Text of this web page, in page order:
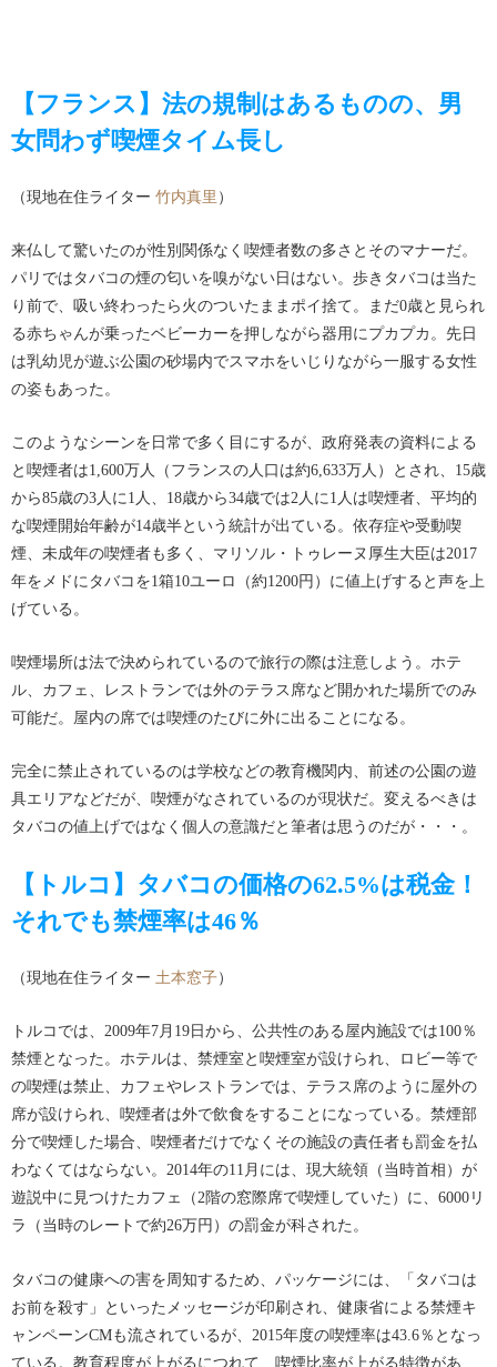
【フランス】法の規制はあるものの、男
女問わず喫煙タイム長し
（現地在住ライター 竹内真里 ）
来仏して驚いたのが性別関係なく喫煙者数の多さとそのマナーだ。
パリではタバコの煙の匂いを嗅がない日はない。歩きタバコは当た
り前で、吸い終わったら火のついたままポイ捨て。まだ0歳と見られ
る赤ちゃんが乗ったベビーカーを押しながら器用にプカプカ。先日
は乳幼児が遊ぶ公園の砂場内でスマホをいじりながら一服する女性
の姿もあった。
このようなシーンを日常で多く目にするが、政府発表の資料による
と喫煙者は1,600万人（フランスの人口は約6,633万人）とされ、15歳
から85歳の3人に1人、18歳から34歳では2人に1人は喫煙者、平均的
な喫煙開始年齢が14歳半という統計が出ている。依存症や受動喫
煙、未成年の喫煙者も多く、マリソル・トゥレーヌ厚生大臣は2017
年をメドにタバコを1箱10ユーロ（約1200円）に値上げすると声を上
げている。
喫煙場所は法で決められているので旅行の際は注意しよう。ホテ
ル、カフェ、レストランでは外のテラス席など開かれた場所でのみ
可能だ。屋内の席では喫煙のたびに外に出ることになる。
完全に禁止されているのは学校などの教育機関内、前述の公園の遊
具エリアなどだが、喫煙がなされているのが現状だ。変えるべきは
タバコの値上げではなく個人の意識だと筆者は思うのだが・・・。
【トルコ】タバコの価格の62.5%は税金！
それでも禁煙率は46％
（現地在住ライター 土本窓子）
トルコでは、2009年7月19日から、公共性のある屋内施設では100％
禁煙となった。ホテルは、禁煙室と喫煙室が設けられ、ロビー等で
の喫煙は禁止、カフェやレストランでは、テラス席のように屋外の
席が設けられ、喫煙者は外で飲食をすることになっている。禁煙部
分で喫煙した場合、喫煙者だけでなくその施設の責任者も罰金を払
わなくてはならない。2014年の11月には、現大統領（当時首相）が
遊説中に見つけたカフェ（2階の窓際席で喫煙していた）に、6000リ
ラ（当時のレートで約26万円）の罰金が科された。
タバコの健康への害を周知するため、パッケージには、「タバコは
お前を殺す」といったメッセージが印刷され、健康省による禁煙キ
ャンペーンCMも流されているが、2015年度の喫煙率は43.6％となっ
ている。教育程度が上がるにつれて、喫煙比率が上がる特徴があ